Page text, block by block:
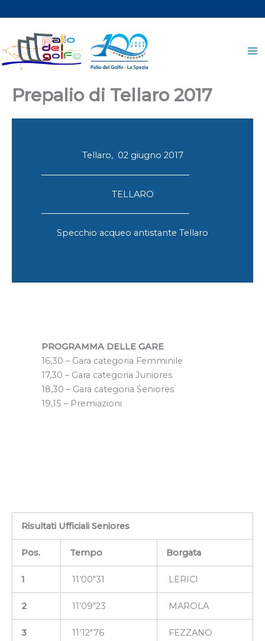
al
contenuto
Prepalio di Tellaro 2017
Tellaro, 02 giugno 2017
TELLARO
Specchio acqueo antistante Tellaro
PROGRAMMA DELLE GARE
16,30 – Gara categoria Femminile
17,30 – Gara categoria Juniores
18,30 – Gara categoria Seniores
19,15 – Premiazioni
Risultati Ufficiali Seniores
Pos. Tempo Borgata
1 11’00″31 LERICI
2 11’09″23 MAROLA
3 11’12″76 FEZZANO